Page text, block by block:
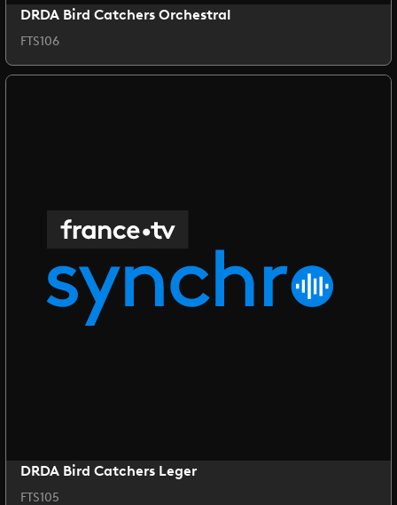
DRDA Bird Catchers Orchestral
FTS106
DRDA Bird Catchers Leger
FTS105